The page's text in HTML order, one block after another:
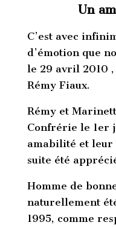
Un
C’est avec
d’émotion que
le 29 avril 2010
Rémy Fiaux.
Rémy et
Confrérie le 1er
amabilité et leur
suite été
Homme de
naturellement
1995, comme